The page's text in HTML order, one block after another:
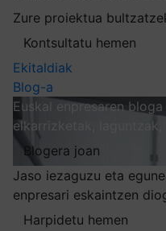
Zure proiektua
Kontsultatu hemen
Ekitaldiak
Blog-a
Euskal enpresaren bloga
elkarrizketak,
Blogera joan
Jaso iezaguzu eta
enpresari eskaintzen
Harpidetu hemen